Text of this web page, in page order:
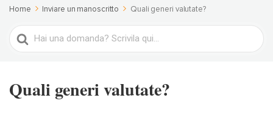
Home Inviare un manoscritto Quali generi valutate?
Search
For
Quali generi valutate?